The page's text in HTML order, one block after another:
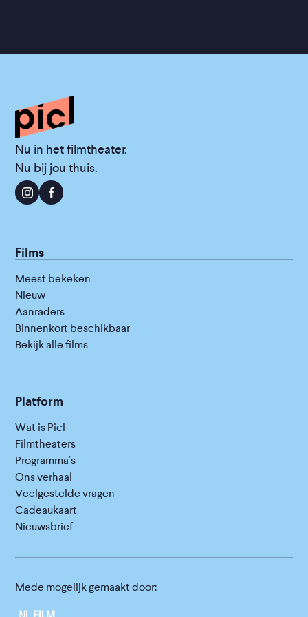
Nu in het filmtheater.
Nu bij jou thuis.
Films
Meest bekeken
Nieuw
Aanraders
Binnenkort beschikbaar
Bekijk alle films
Platform
Wat is Picl
Filmtheaters
Programma's
Ons verhaal
Veelgestelde vragen
Cadeaukaart
Nieuwsbrief
Mede mogelijk gemaakt door: